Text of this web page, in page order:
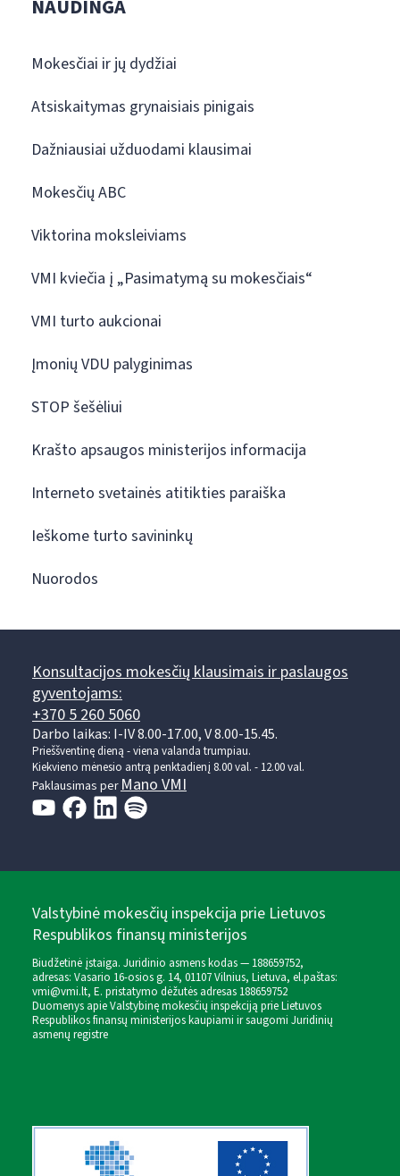
NAUDINGA
Mokesčiai ir jų dydžiai
Atsiskaitymas grynaisiais pinigais
Dažniausiai užduodami klausimai
Mokesčių ABC
Viktorina moksleiviams
VMI kviečia į „Pasimatymą su mokesčiais“
VMI turto aukcionai
Įmonių VDU palyginimas
STOP šešėliui
Krašto apsaugos ministerijos informacija
Interneto svetainės atitikties paraiška
Ieškome turto savininkų
Nuorodos
Konsultacijos mokesčių klausimais ir paslaugos
gyventojams:
+370 5 260 5060
Darbo laikas: I-IV 8.00-17.00, V 8.00-15.45.
Prieššventinę dieną - viena valanda trumpiau.
Kiekvieno mėnesio antrą penktadienį 8.00 val. - 12.00 val.
Paklausimas perMano VMI
Valstybinė mokesčių inspekcija prie Lietuvos
Respublikos finansų ministerijos
Biudžetinė įstaiga. Juridinio asmens kodas — 188659752,
adresas: Vasario 16-osios g. 14, 01107 Vilnius, Lietuva, el.paštas:
vmi@vmi.lt, E. pristatymo dėžutės adresas 188659752
Duomenys apie Valstybinę mokesčių inspekciją prie Lietuvos
Respublikos finansų ministerijos kaupiami ir saugomi Juridinių
asmenų registre